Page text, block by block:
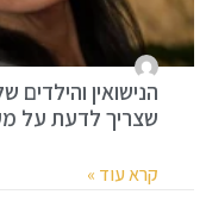
הנישואין
שצריך לדעת על
קרא עוד »